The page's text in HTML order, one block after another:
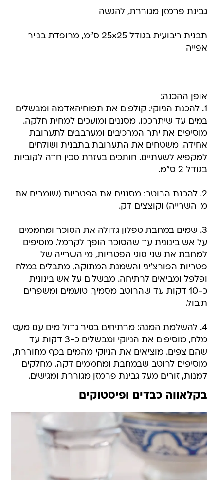
גבינת פרמזן מגוררת, להגשה
תבנית ריבועית בגודל 25x25 ס"מ, מרופדת בנייר
אפייה
אופן ההכנה:
1. להכנת הניוקי: קולפים את תפוחיהאדמה ומבשלים
במים עד שיתרככו. מסננים ומועכים למחית חלקה.
מוסיפים את יתר המרכיבים ומערבבים לתערובת
אחידה. משטחים את התערובת בתבנית ושולחים
למקפיא לשעתיים. חותכים בעזרת סכין חדה לקוביות
בגודל 2 ס"מ.
2. להכנת הרוטב: מסננים את הפטריות (שומרים את
מי השרייה) וקוצצים דק.
3. שמים במחבת טפלון גדולה את הסוכר ומחממים
על אש בינונית עד שהסוכר הופך לקרמל. מוסיפים
למחבת את שני סוגי הפטריות, מי השרייה של
פטריות הפורצ'יני והשמנת המתוקה, מתבלים במלח
ופלפל ומביאים לרתיחה. מבשלים על אש בינונית
כ-10 דקות עד שהרוטב מסמיך. טועמים ומשפרים
תיבול.
4. להשלמת המנה: מרתיחים בסיר גדול מים עם מעט
מלח, מוסיפים את הניוקי ומבשלים כ-3 דקות עד
שהם צפים. מוציאים את הניוקי מהמים בכף מחוררת,
מוסיפים לרוטב שבמחבת ומחממים דקה. מחלקים
למנות, זורים מעל גבינת פרמזן מגוררת ומגישים.
בקלאווה כבדים ופיסטוקים